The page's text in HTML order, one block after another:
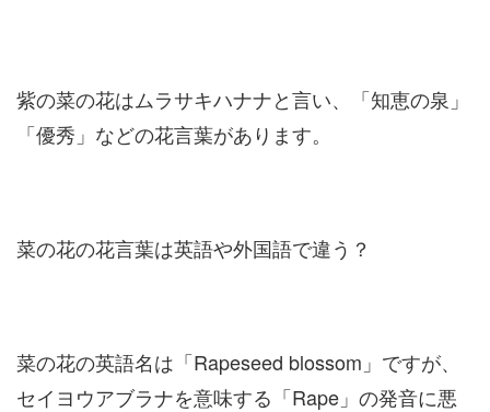
紫の菜の花はムラサキハナナと言い、「知恵の泉」
「優秀」などの花言葉があります。
菜の花の花言葉は英語や外国語で違う？
菜の花の英語名は「Rapeseed blossom」ですが、
セイヨウアブラナを意味する「Rape」の発音に悪